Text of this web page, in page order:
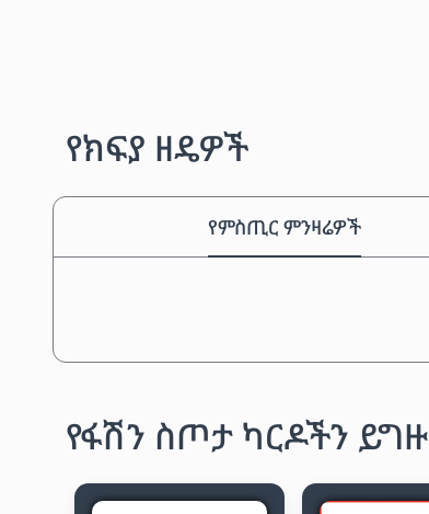
የክፍያ ዘዴዎች
የምስጢር ምንዛሬዎች
የፋሽን ስጦታ ካርዶችን ይግዙ